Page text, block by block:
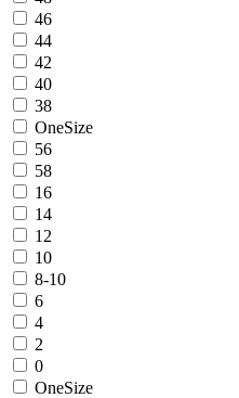
46
44
42
40
38
OneSize
56
58
16
14
12
10
8-10
6
4
2
0
OneSize